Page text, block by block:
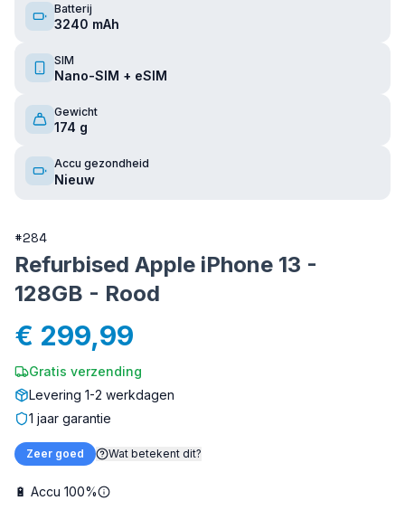
Batterij
3240 mAh
SIM
Nano-SIM + eSIM
Gewicht
174 g
Accu gezondheid
Nieuw
#284
Refurbised Apple iPhone 13 -
128GB - Rood
€ 299,99
Gratis verzending
Levering 1-2 werkdagen
1 jaar garantie
Zeer goed Wat betekent dit?
🔋 Accu 100%